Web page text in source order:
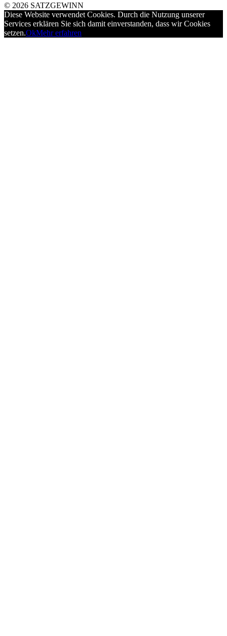
© 2026 SATZGEWINN
Diese Website verwendet Cookies. Durch die Nutzung unserer
Services erklären Sie sich damit einverstanden, dass wir Cookies
setzen.OkMehr erfahren